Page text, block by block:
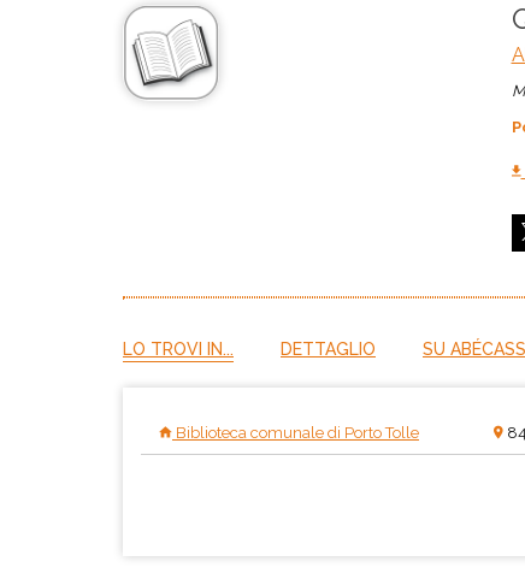
LO TROVI IN... DETTAGLIO SU
Biblioteca comunale di Porto Tolle